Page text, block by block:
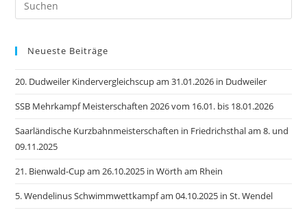
Neueste Beiträge
20. Dudweiler Kindervergleichscup am 31.01.2026 in Dudweiler
SSB Mehrkampf Meisterschaften 2026 vom 16.01. bis 18.01.2026
Saarländische Kurzbahnmeisterschaften in Friedrichsthal am 8. und
09.11.2025
21. Bienwald-Cup am 26.10.2025 in Wörth am Rhein
5. Wendelinus Schwimmwettkampf am 04.10.2025 in St. Wendel